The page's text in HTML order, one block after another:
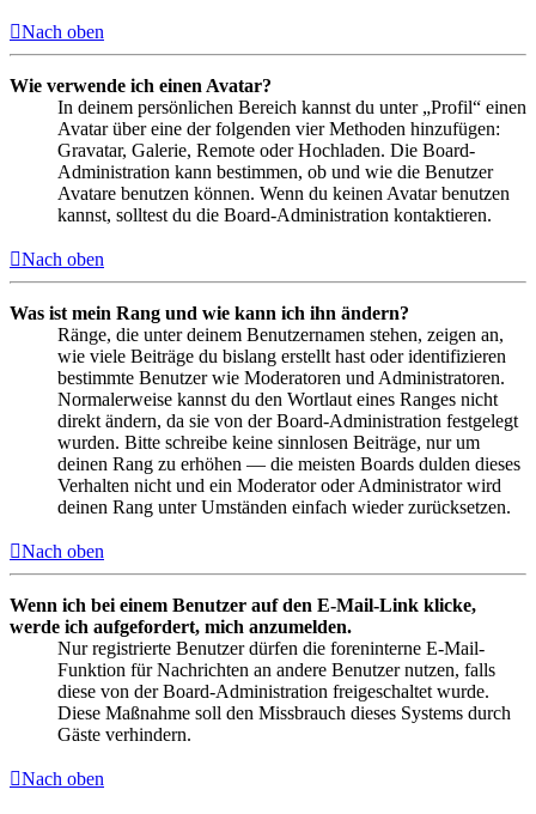
Nach oben
Wie verwende ich einen Avatar?
In deinem persönlichen Bereich kannst du unter „Profil“ einen
Avatar über eine der folgenden vier Methoden hinzufügen:
Gravatar, Galerie, Remote oder Hochladen. Die Board-
Administration kann bestimmen, ob und wie die Benutzer
Avatare benutzen können. Wenn du keinen Avatar benutzen
kannst, solltest du die Board-Administration kontaktieren.
Nach oben
Was ist mein Rang und wie kann ich ihn ändern?
Ränge, die unter deinem Benutzernamen stehen, zeigen an,
wie viele Beiträge du bislang erstellt hast oder identifizieren
bestimmte Benutzer wie Moderatoren und Administratoren.
Normalerweise kannst du den Wortlaut eines Ranges nicht
direkt ändern, da sie von der Board-Administration festgelegt
wurden. Bitte schreibe keine sinnlosen Beiträge, nur um
deinen Rang zu erhöhen — die meisten Boards dulden dieses
Verhalten nicht und ein Moderator oder Administrator wird
deinen Rang unter Umständen einfach wieder zurücksetzen.
Nach oben
Wenn ich bei einem Benutzer auf den E-Mail-Link klicke,
werde ich aufgefordert, mich anzumelden.
Nur registrierte Benutzer dürfen die foreninterne E-Mail-
Funktion für Nachrichten an andere Benutzer nutzen, falls
diese von der Board-Administration freigeschaltet wurde.
Diese Maßnahme soll den Missbrauch dieses Systems durch
Gäste verhindern.
Nach oben